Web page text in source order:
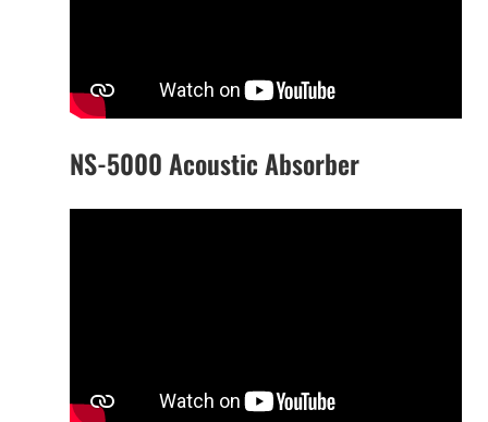
NS-5000 Acoustic Absorber